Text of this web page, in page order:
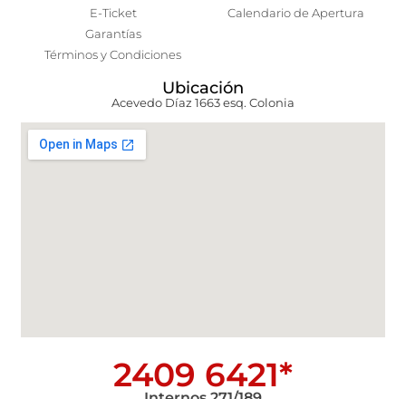
E-Ticket
Garantías
Términos y Condiciones
Calendario de Apertura
Ubicación
Acevedo Díaz 1663 esq. Colonia
2409 6421*